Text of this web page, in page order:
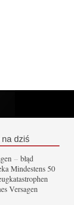
na dziś
– błąd
Mindestens 50
Versagen